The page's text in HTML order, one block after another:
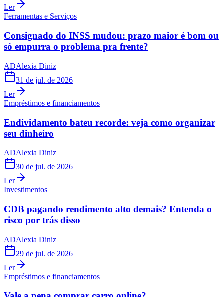
Ler
Ferramentas e Serviços
Consignado do INSS mudou: prazo maior é bom ou
só empurra o problema pra frente?
ADAlexia Diniz
31 de jul. de 2026
Ler
Empréstimos e financiamentos
Endividamento bateu recorde: veja como organizar
seu dinheiro
ADAlexia Diniz
30 de jul. de 2026
Ler
Investimentos
CDB pagando rendimento alto demais? Entenda o
risco por trás disso
ADAlexia Diniz
29 de jul. de 2026
Ler
Empréstimos e financiamentos